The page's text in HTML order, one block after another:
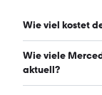
Wie viel kostet
Ein guter Preis
Berlin liegt
Wie viele
aktuell?